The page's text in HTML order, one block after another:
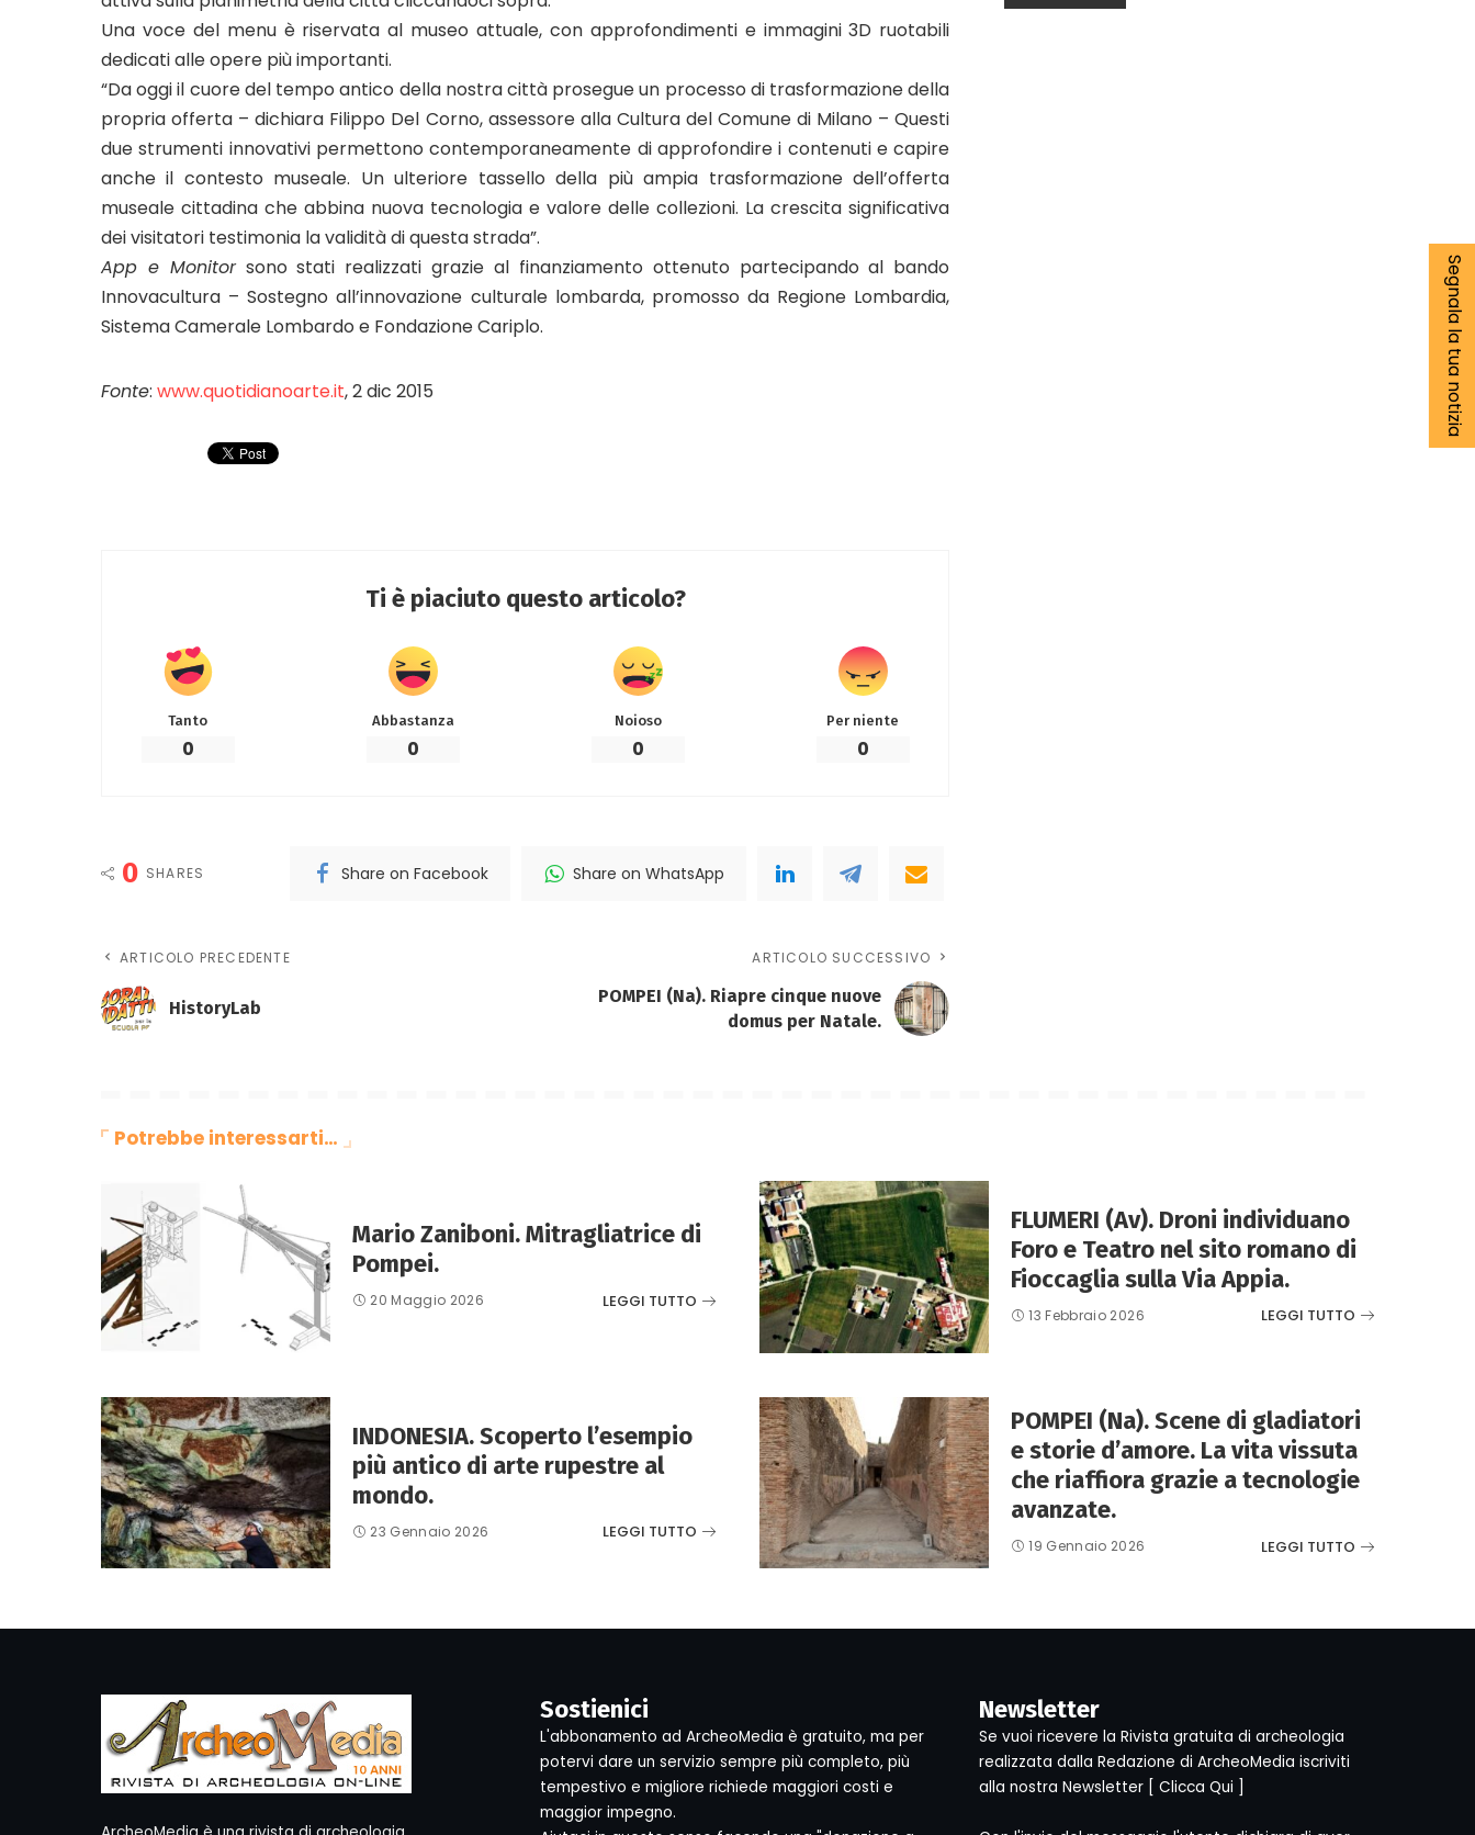
Una voce del menu è riservata al museo attuale, con approfondimenti e immagini 3D ruotabili
dedicati alle opere più importanti.
“Da oggi il cuore del tempo antico della nostra città prosegue un processo di trasformazione della
propria offerta – dichiara Filippo Del Corno, assessore alla Cultura del Comune di Milano – Questi
due strumenti innovativi permettono contemporaneamente di approfondire i contenuti e capire
anche il contesto museale. Un ulteriore tassello della più ampia trasformazione dell’offerta
museale cittadina che abbina nuova tecnologia e valore delle collezioni. La crescita significativa
dei visitatori testimonia la validità di questa strada”.
App e Monitorsono stati realizzati grazie al finanziamento ottenuto partecipando al bando
Innovacultura – Sostegno all’innovazione culturale lombarda, promosso da Regione Lombardia,
Sistema Camerale Lombardo e Fondazione Cariplo.
Fonte: www.quotidianoarte.it, 2 dic 2015
Ti è piaciuto questo articolo?
Tanto
0
Abbastanza
0
Noioso
0
Per niente
0
0 SHARES Share on Facebook Share on WhatsApp
ARTICOLO PRECEDENTE
HistoryLab
ARTICOLO SUCCESSIVO
POMPEI (Na). Riapre cinque nuove
domus per Natale.
Potrebbe interessarti…
Mario Zaniboni. Mitragliatrice di
Pompei.
20 Maggio 2026 LEGGI TUTTO
FLUMERI (Av). Droni individuano
Foro e Teatro nel sito romano di
Fioccaglia sulla Via Appia.
13 Febbraio 2026 LEGGI TUTTO
INDONESIA. Scoperto l’esempio
più antico di arte rupestre al
mondo.
23 Gennaio 2026 LEGGI TUTTO
POMPEI (Na). Scene di gladiatori
e storie d’amore. La vita vissuta
che riaffiora grazie a tecnologie
avanzate.
19 Gennaio 2026 LEGGI TUTTO
Segnala la tua notizia
Sostienici
L'abbonamento ad ArcheoMedia è gratuito, ma per
potervi dare un servizio sempre più completo, più
tempestivo e migliore richiede maggiori costi e
maggior impegno.
Newsletter
Se vuoi ricevere la Rivista gratuita di archeologia
realizzata dalla Redazione di ArcheoMedia iscriviti
alla nostra Newsletter [ Clicca Qui